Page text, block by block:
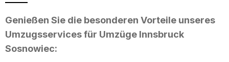
Genießen Sie die besonderen Vorteile unseres
Umzugsservices für Umzüge Innsbruck
Sosnowiec: